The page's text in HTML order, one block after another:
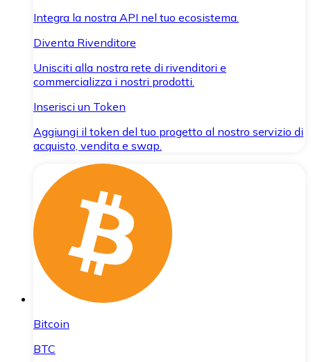
Integra la nostra API nel tuo ecosistema.
Diventa Rivenditore
Unisciti alla nostra rete di rivenditori e
commercializza i nostri prodotti.
Inserisci un Token
Aggiungi il token del tuo progetto al nostro servizio di
acquisto, vendita e swap.
Bitcoin
BTC